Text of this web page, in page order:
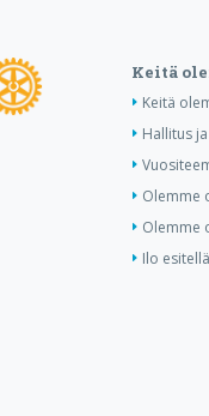
Keitä
Keitä
Hallitus
Olemme
Olemme
Ilo esitellä